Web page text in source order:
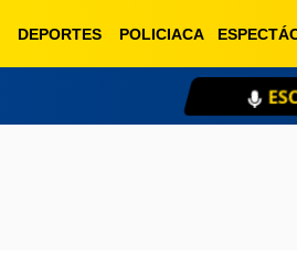
DEPORTES POLICIACA